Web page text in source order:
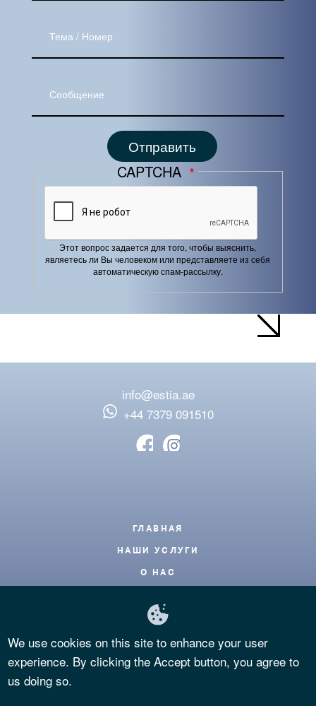
CAPTCHA
Этот вопрос задается для того, чтобы выяснить,
являетесь ли Вы человеком или представляете из себя
автоматическую спам-рассылку.
info@estia.ae
‪+44 7379 091510
Footer
ГЛАВНАЯ
НАШИ УСЛУГИ
О НАС
КОНТАКТЫ
ЧАСТЫЕ ВОПРОСЫ
КОНФИДЕНЦИАЛЬНОСТЬ
We use cookies on this site to enhance your user
experience. By clicking the Accept button, you agree to
us doing so.